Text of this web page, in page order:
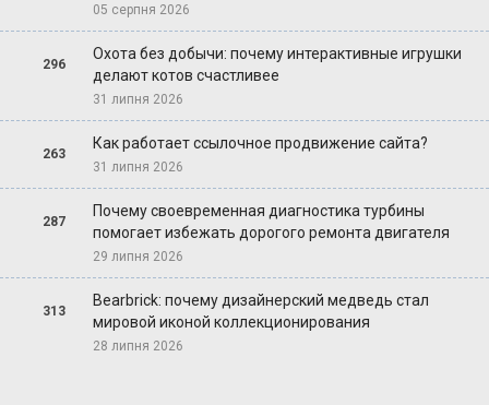
05 серпня 2026
296
Охота без добычи: почему интерактивные игрушки
делают котов счастливее
31 липня 2026
263
Как работает ссылочное продвижение сайта?
31 липня 2026
287
Почему своевременная диагностика турбины
помогает избежать дорогого ремонта двигателя
29 липня 2026
313
Bearbrick: почему дизайнерский медведь стал
мировой иконой коллекционирования
28 липня 2026